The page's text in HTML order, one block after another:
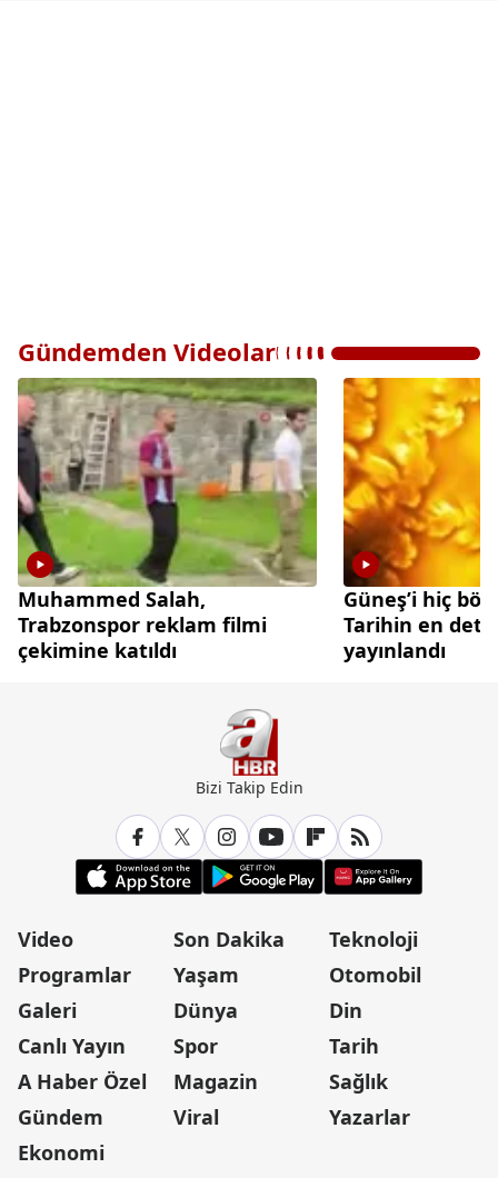
Gündemden Videolar
Muhammed Salah,
Trabzonspor reklam filmi
çekimine katıldı
Güneş’i hiç
Tarihin en
yayınlandı
Bizi Takip Edin
Video
Programlar
Galeri
Canlı Yayın
A Haber Özel
Gündem
Ekonomi
Son Dakika
Yaşam
Dünya
Spor
Magazin
Viral
Teknoloji
Otomobil
Din
Tarih
Sağlık
Yazarlar